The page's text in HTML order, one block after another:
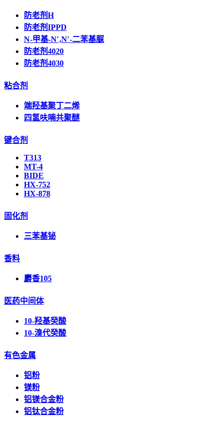
防老剂H
防老剂IPPD
N-甲基-N′,N′-二苯基脲
防老剂4020
防老剂4030
粘合剂
端羟基聚丁二烯
四氢呋喃共聚醚
键合剂
T313
MT-4
BIDE
HX-752
HX-878
固化剂
三苯基铋
香料
麝香105
医药中间体
10-羟基癸酸
10-溴代癸酸
有色金属
铝粉
镁粉
铝镁合金粉
铝钛合金粉